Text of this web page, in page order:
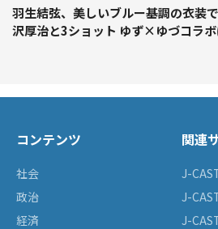
羽生結弦、美しいブルー基調の衣装
沢厚治と3ショット ゆず×ゆづコラ
コンテンツ
社会
政治
経済
関連
J-
J-
J-